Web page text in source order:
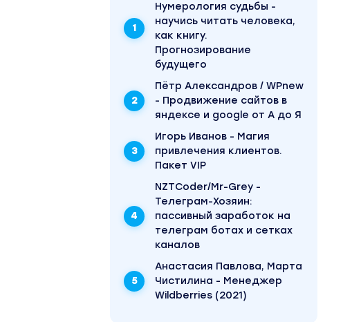
Нумерология судьбы -
научись читать человека,
как книгу.
Прогнозирование
будущего
Пётр Александров / WPnew
- Продвижение сайтов в
яндексе и google от А до Я
Игорь Иванов - Магия
привлечения клиентов.
Пакет VIP
NZTCoder/Mr-Grey -
Телеграм-Хозяин:
пассивный заработок на
телеграм ботах и сетках
каналов
Анастасия Павлова, Марта
Чистилина - Менеджер
Wildberries (2021)